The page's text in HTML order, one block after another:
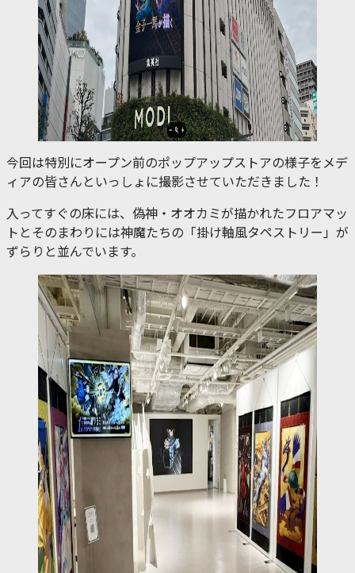
今回は特別にオープン前のポップアップストアの様子をメデ
ィアの皆さんといっしょに撮影させていただきました！
入ってすぐの床には、偽神・オオカミが描かれたフロアマッ
トとそのまわりには神魔たちの「掛け軸風タペストリー」が
ずらりと並んでいます。